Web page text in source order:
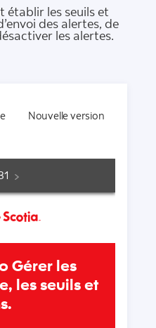
établir les seuils et
des alertes, de
les alertes.
Nouvelle version